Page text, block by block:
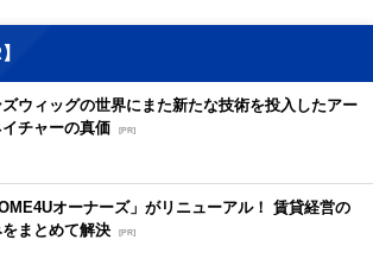
ズウィッグの世界にまた新たな技術を投入したアー
イチャーの真価 [PR]
オーナーズ」がリニューアル！ 賃貸経営の
まとめて解決 [PR]